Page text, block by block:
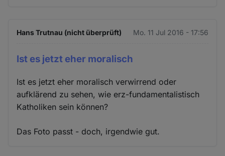
Hans Trutnau (nicht überprüft) Mo. 11 Jul 2016 - 17:56
Ist es jetzt eher moralisch
Ist es jetzt eher moralisch verwirrend oder
aufklärend zu sehen, wie erz-fundamentalistisch
Katholiken sein können?
Das Foto passt - doch, irgendwie gut.